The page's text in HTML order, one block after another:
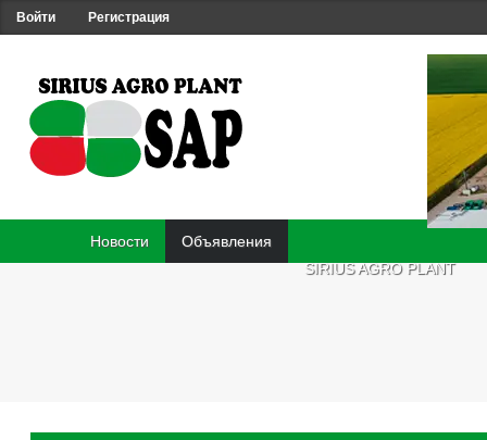
Войти Регистрация
Новости
Объявления
SIRIUS AGRO PLANT